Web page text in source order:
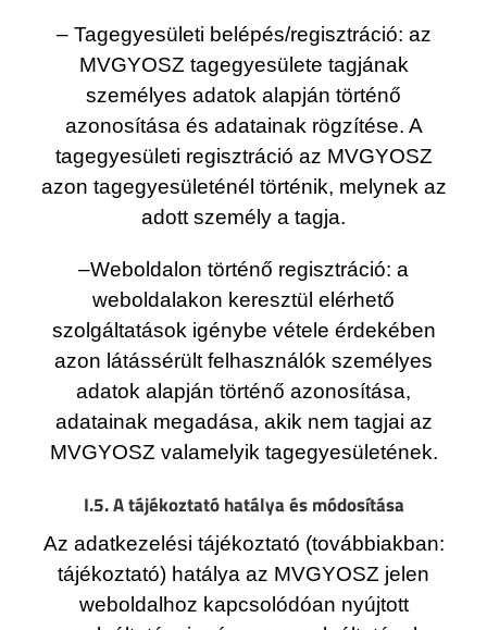
– Tagegyesületi belépés/regisztráció: az
MVGYOSZ tagegyesülete tagjának
személyes adatok alapján történő
azonosítása és adatainak rögzítése. A
tagegyesületi regisztráció az MVGYOSZ
azon tagegyesületénél történik, melynek az
adott személy a tagja.
–Weboldalon történő regisztráció: a
weboldalakon keresztül elérhető
szolgáltatások igénybe vétele érdekében
azon látássérült felhasználók személyes
adatok alapján történő azonosítása,
adatainak megadása, akik nem tagjai az
MVGYOSZ valamelyik tagegyesületének.
I.5. A tájékoztató hatálya és módosítása
Az adatkezelési tájékoztató (továbbiakban:
tájékoztató) hatálya az MVGYOSZ jelen
weboldalhoz kapcsolódóan nyújtott